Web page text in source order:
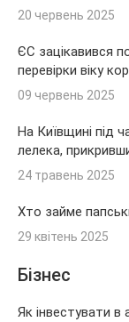
20 червень 2025
ЄС зацікавився
перевірки віку
09 червень 2025
На Київщині під
лелека,
24 травень 2025
Хто займе
29 квітень 2025
Бізнес
Як інвестувати в